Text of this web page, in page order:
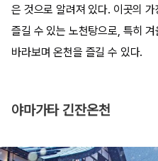
은 것으로 알려져 있다. 이곳의
즐길 수 있는 노천탕으로, 특히
바라보며 온천을 즐길 수 있다.
야마가타 긴잔온천